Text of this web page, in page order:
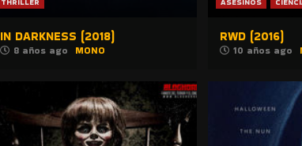
IN DARKNESS (2018)
8 años ago MONO
RWD (2016)
10 años ago